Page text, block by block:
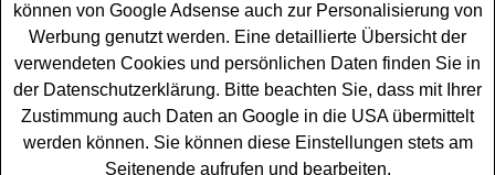
Ein kostenloses Fürst Wallerstein Gewinnspiel für alle
Gewinner, die gern leckeresBier gewinnen möchten.
Das Fürst Wallerstein Brauhaus verlost insgesamt 16x
einen Kofferraum voller Bier (max. 4 Kästen pro
Verlosung). Mit etwas Glück können Sie dieses Bier
gewinnen.
können von Google Adsense auch zur Personalisierung von
Werbung genutzt werden. Eine detaillierte Übersicht der
verwendeten Cookies und persönlichen Daten finden Sie in
der Datenschutzerklärung. Bitte beachten Sie, dass mit Ihrer
Zustimmung auch Daten an Google in die USA übermittelt
werden können. Sie können diese Einstellungen stets am
Seitenende aufrufen und bearbeiten.